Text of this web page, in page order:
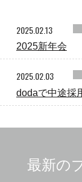
2025.02.13
2025新年会
2025.02.03
dodaで中途採
最新の